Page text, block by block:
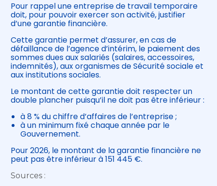
Pour rappel une entreprise de travail temporaire
doit, pour pouvoir exercer son activité, justifier
d’une garantie financière.
Cette garantie permet d’assurer, en cas de
défaillance de l’agence d’intérim, le paiement des
sommes dues aux salariés (salaires, accessoires,
indemnités), aux organismes de Sécurité sociale et
aux institutions sociales.
Le montant de cette garantie doit respecter un
double plancher puisqu’il ne doit pas être inférieur :
à 8 % du chiffre d’affaires de l’entreprise ;
à un minimum fixé chaque année par le
Gouvernement.
Pour 2026, le montant de la garantie financière ne
peut pas être inférieur à 151 445 €.
Sources :